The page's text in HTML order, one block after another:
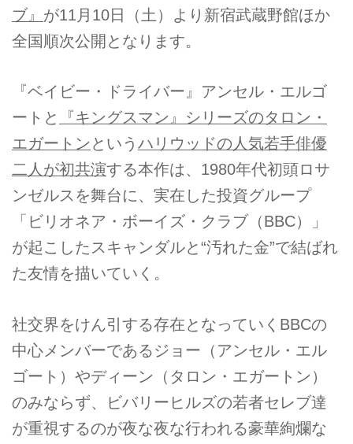
ブ』 が11月10日（土）より新宿武蔵野館ほか
全国順次公開となります。
『ベイビー・ドライバー』アンセル・エルゴ
ートと
『キングスマン』シリーズのタロン・
エガートン という ハリウッドの人気若手俳優
二人が初共演する本作は、1980年代初頭ロサ
ンゼルスを舞台に、実在した投資グループ
「ビリオネア・ボーイズ・クラブ（BBC）」
が起こしたスキャンダルと“汚れた金”で結ばれ
た友情を描いていく。
社交界をけん引する存在となっていくBBCの
中心メンバーであるジョー（アンセル・エル
ゴート）やディーン（タロン・エガートン）
のみならず、ビバリーヒルズの若者セレブ達
が重視するのが夜な夜な行われる豪華絢爛な